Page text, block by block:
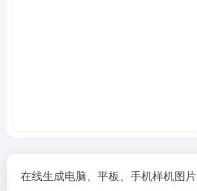
在线生成电脑、平板、手机样机图片